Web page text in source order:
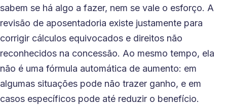
sabem se há algo a fazer, nem se vale o esforço. A
revisão de aposentadoria existe justamente para
corrigir cálculos equivocados e direitos não
reconhecidos na concessão. Ao mesmo tempo, ela
não é uma fórmula automática de aumento: em
algumas situações pode não trazer ganho, e em
casos específicos pode até reduzir o benefício.